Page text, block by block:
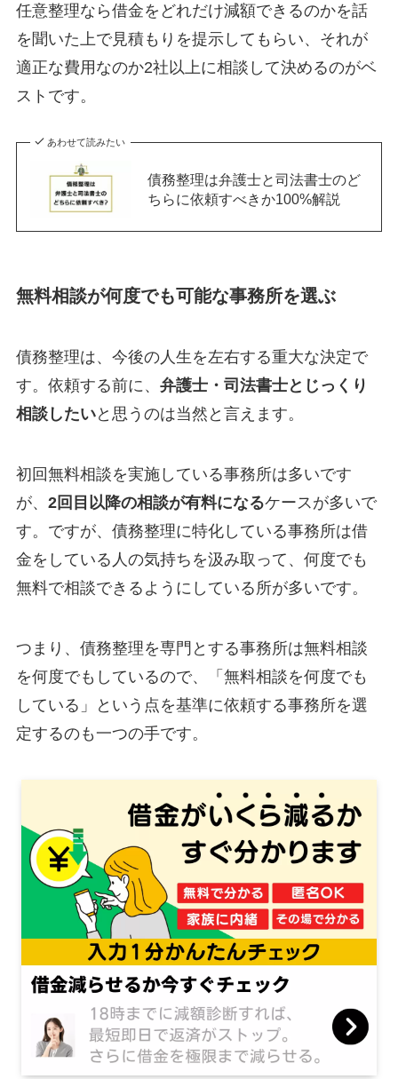
任意整理なら借金をどれだけ減額できるのかを話
を聞いた上で見積もりを提示してもらい、それが
適正な費用なのか2社以上に相談して決めるのがベ
ストです。
あわせて読みたい
債務整理は弁護士と司法書士のど
ちらに依頼すべきか100%解説
無料相談が何度でも可能な事務所を選ぶ
債務整理は、今後の人生を左右する重大な決定で
す。依頼する前に、 弁護士・司法書士とじっくり
相談したいと思うのは当然と言えます。
初回無料相談を実施している事務所は多いです
が、 2回目以降の相談が有料になるケースが多いで
す。ですが、債務整理に特化している事務所は借
金をしている人の気持ちを汲み取って、何度でも
無料で相談できるようにしている所が多いです。
つまり、債務整理を専門とする事務所は無料相談
を何度でもしているので、「無料相談を何度でも
している」という点を基準に依頼する事務所を選
定するのも一つの手です。